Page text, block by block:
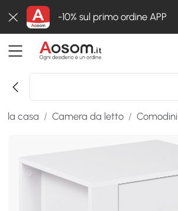
-10% sul primo ordine APP
la casa / Camera da letto / Comodini